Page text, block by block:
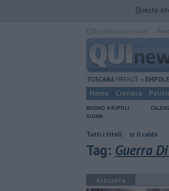
Questo
TOSCANA FIRENZE
Home Cronaca
BAGNO A RIPOLI
SIGNA
Tutti i titoli:
meteo, record di tenacia per il caldo Fipili,
Tag: Guerra
Attualità